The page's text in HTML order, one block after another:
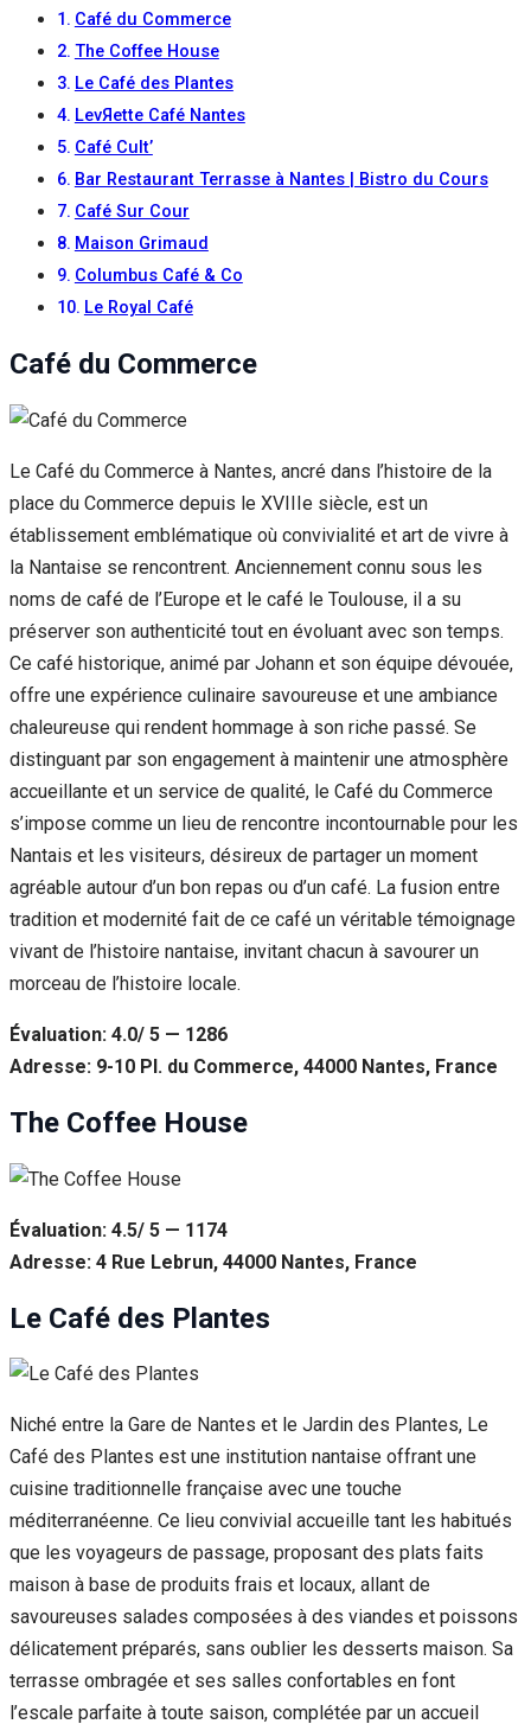
Café du Commerce
The Coffee House
Le Café des Plantes
LevЯette Café Nantes
Café Cult’
Bar Restaurant Terrasse à Nantes | Bistro du Cours
Café Sur Cour
Maison Grimaud
Columbus Café & Co
Le Royal Café
Café du Commerce
Le Café du Commerce à Nantes, ancré dans l’histoire de la
place du Commerce depuis le XVIIIe siècle, est un
établissement emblématique où convivialité et art de vivre à
la Nantaise se rencontrent. Anciennement connu sous les
noms de café de l’Europe et le café le Toulouse, il a su
préserver son authenticité tout en évoluant avec son temps.
Ce café historique, animé par Johann et son équipe dévouée,
offre une expérience culinaire savoureuse et une ambiance
chaleureuse qui rendent hommage à son riche passé. Se
distinguant par son engagement à maintenir une atmosphère
accueillante et un service de qualité, le Café du Commerce
s’impose comme un lieu de rencontre incontournable pour les
Nantais et les visiteurs, désireux de partager un moment
agréable autour d’un bon repas ou d’un café. La fusion entre
tradition et modernité fait de ce café un véritable témoignage
vivant de l’histoire nantaise, invitant chacun à savourer un
morceau de l’histoire locale.
Évaluation: 4.0/ 5 — 1286
Adresse: 9-10 Pl. du Commerce, 44000 Nantes, France
The Coffee House
Évaluation: 4.5/ 5 — 1174
Adresse: 4 Rue Lebrun, 44000 Nantes, France
Le Café des Plantes
Niché entre la Gare de Nantes et le Jardin des Plantes, Le
Café des Plantes est une institution nantaise offrant une
cuisine traditionnelle française avec une touche
méditerranéenne. Ce lieu convivial accueille tant les habitués
que les voyageurs de passage, proposant des plats faits
maison à base de produits frais et locaux, allant de
savoureuses salades composées à des viandes et poissons
délicatement préparés, sans oublier les desserts maison. Sa
terrasse ombragée et ses salles confortables en font
l’escale parfaite à toute saison, complétée par un accueil
augmentez les
chances de
voir du
contenu et des
personnalisés.